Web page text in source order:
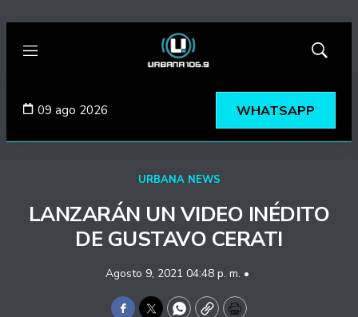
Menú
Mostrar
09 ago 2026 WHATSAPP
URBANA NEWS
LANZARÁN UN VIDEO INÉDITO
DE GUSTAVO CERATI
Agosto 9, 2021 04:48 p. m. •